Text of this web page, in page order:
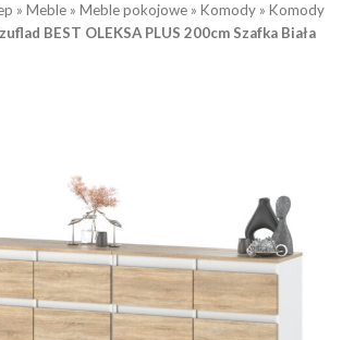
» Meble » Meble pokojowe » Komody » Komody
BEST OLEKSA PLUS 200cm Szafka Biała